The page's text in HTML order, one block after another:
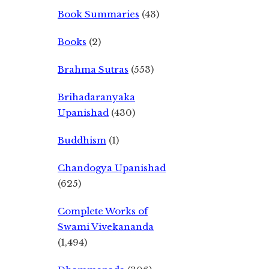
Book Summaries (43)
Books (2)
Brahma Sutras (553)
Brihadaranyaka
Upanishad (430)
Buddhism (1)
Chandogya Upanishad
(625)
Complete Works of
Swami Vivekananda
(1,494)